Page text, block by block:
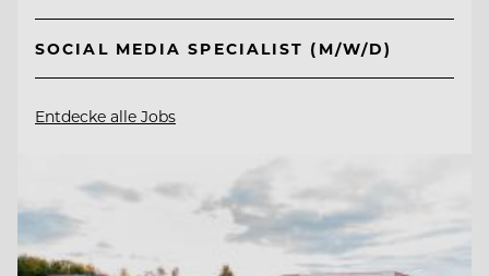
SOCIAL MEDIA SPECIALIST (M/W/D)
Entdecke alle Jobs